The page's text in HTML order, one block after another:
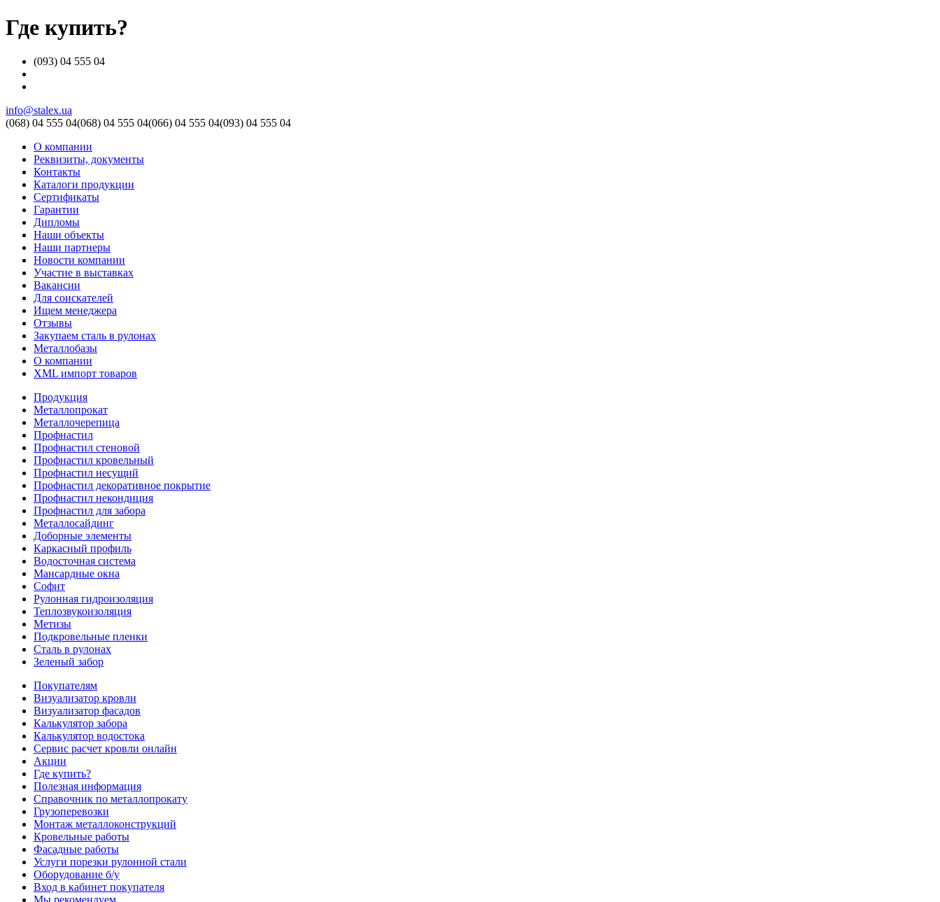
Где купить?
(093) 04 555 04
info@stalex.ua
(068) 04 555 04(068) 04 555 04(066) 04 555 04(093) 04 555 04
О компании
Реквизиты, документы
Контакты
Каталоги продукции
Сертификаты
Гарантии
Дипломы
Наши объекты
Наши партнеры
Новости компании
Участие в выставках
Вакансии
Для соискателей
Ищем менеджера
Отзывы
Закупаем сталь в рулонах
Металлобазы
О компании
XML импорт товаров
Продукция
Металлопрокат
Металлочерепица
Профнастил
Профнастил стеновой
Профнастил кровельный
Профнастил несущий
Профнастил декоративное покрытие
Профнастил некондиция
Профнастил для забора
Металлосайдинг
Доборные элементы
Каркасный профиль
Водосточная система
Мансардные окна
Софит
Рулонная гидроизоляция
Теплозвукоизоляция
Метизы
Подкровельные пленки
Сталь в рулонах
Зеленый забор
Покупателям
Визуализатор кровли
Визуализатор фасадов
Калькулятор забора
Калькулятор водостока
Сервис расчет кровли онлайн
Акции
Где купить?
Полезная информация
Справочник по металлопрокату
Грузоперевозки
Монтаж металлоконструкций
Кровельные работы
Фасадные работы
Услуги порезки рулонной стали
Оборудование б/у
Вход в кабинет покупателя